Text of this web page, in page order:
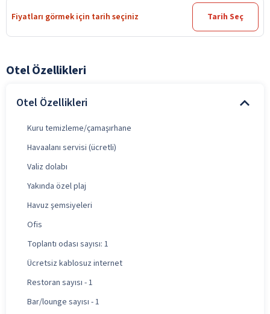
Fiyatları görmek için tarih seçiniz Tarih Seç
Otel Özellikleri
Otel Özellikleri
Kuru temizleme/çamaşırhane
Havaalanı servisi (ücretli)
Valiz dolabı
Yakında özel plaj
Havuz şemsiyeleri
Ofis
Toplantı odası sayısı: 1
Ücretsiz kablosuz internet
Restoran sayısı - 1
Bar/lounge sayısı - 1